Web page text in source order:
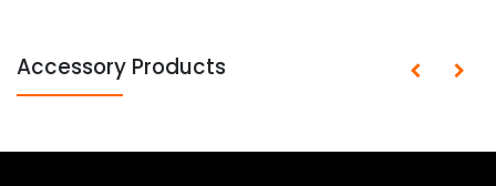
Accessory Products